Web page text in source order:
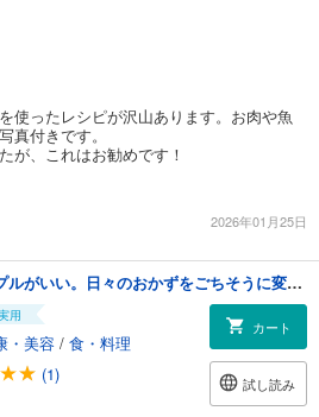
使ったレシピが沢山あります。お肉や魚
真付きです。
が、これはお勧めです！
2026年01月25日
料理はシンプルがいい。日々のおかずをごちそうに変えるのはちょっとしたことなんです。
用
・美容 / 食・料理
(1)
カート
試し読み